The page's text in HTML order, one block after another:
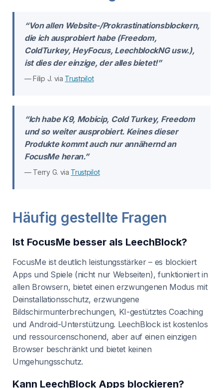
“Von allen Website-/Prokrastinationsblockern,
die ich ausprobiert habe (Freedom,
ColdTurkey, HeyFocus, LeechblockNG usw.),
ist dies der einzige, der alles bietet!”
— Filip J. via Trustpilot
“Ich habe K9, Mobicip, Cold Turkey, Freedom
und so weiter ausprobiert. Keines dieser
Produkte kommt auch nur annähernd an
FocusMe heran.”
— Terry G. via Trustpilot
Häufig gestellte Fragen
Ist FocusMe besser als LeechBlock?
FocusMe ist deutlich leistungsstärker – es blockiert
Apps und Spiele (nicht nur Webseiten), funktioniert in
allen Browsern, bietet einen erzwungenen Modus mit
Deinstallationsschutz, erzwungene
Bildschirmunterbrechungen, KI-gestütztes Coaching
und Android-Unterstützung. LeechBlock ist kostenlos
und ressourcenschonend, aber auf einen einzigen
Browser beschränkt und bietet keinen
Umgehungsschutz.
Kann LeechBlock Apps blockieren?